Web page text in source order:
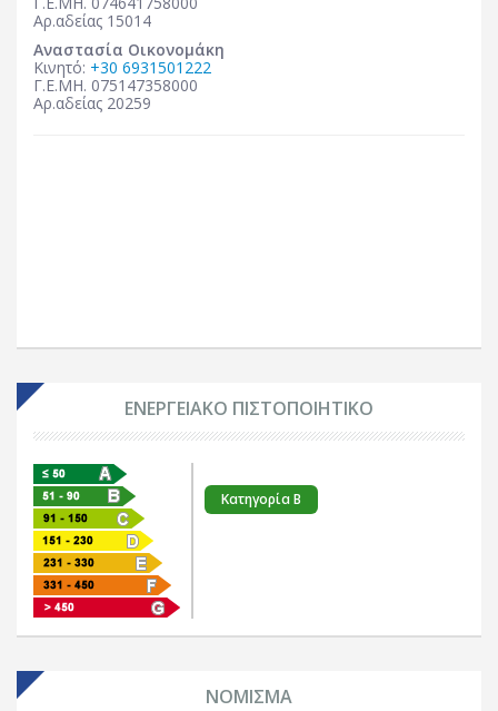
Αρ.αδείας 15014
Αναστασία Οικονομάκη
Κινητό: +30 6931501222
Γ.Ε.ΜΗ. 075147358000
Αρ.αδείας 20259
ΕΝΕΡΓΕΙΑΚΟ ΠΙΣΤΟΠΟΙΗΤΙΚΟ
Κατηγορία B
ΝΟΜΙΣΜΑ